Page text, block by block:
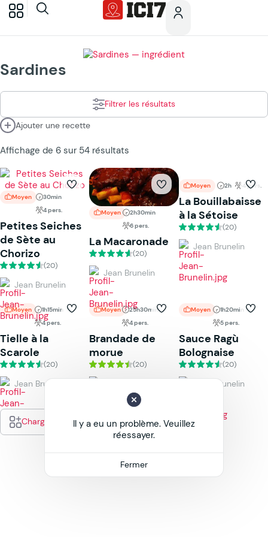
Sardines
Filtrer les résultats
Ajouter une recette
Affichage de 6 sur 54 résultats
Moyen
30min
4 pers.
Petites Seiches
de Sète au
Chorizo
(20)
Jean Brunelin
Moyen
2h30min
6 pers.
La Macaronade
(20)
Jean Brunelin
Moyen 2h 4 pers.
La Bouillabaisse
à la Sétoise
(20)
Jean Brunelin
Moyen
1h15min
4 pers.
Tielle à la
Scarole
(20)
Jean Brunelin
Moyen
25h30min
4 pers.
Brandade de
morue
(20)
Moyen
1h20min
5 pers.
Sauce Ragù
Bolognaise
(20)
Jean Brunelin
Charger plus
Il y a eu un problème. Veuillez
réessayer.
Fermer